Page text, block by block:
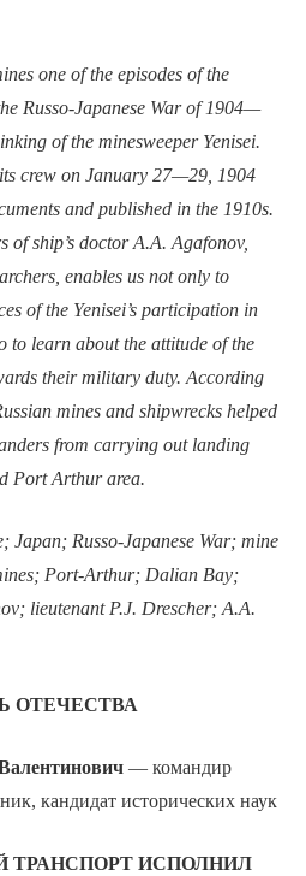
one of the episodes of the
Russo-Japanese War of 1904—
of the minesweeper Yenisei.
crew on January 27—29, 1904
and published in the 1910s.
of ship’s doctor A.A. Agafonov,
enables us not only to
of the Yenisei’s participation in
to learn about the attitude of the
their military duty. According
mines and shipwrecks helped
from carrying out landing
Port Arthur area.
Japan; Russo-Japanese War; mine
Port-Arthur; Dalian Bay;
lieutenant P.J. Drescher; A.A.
ОТЕЧЕСТВА
— командир
кандидат исторических наук
ИСПОЛНИЛ